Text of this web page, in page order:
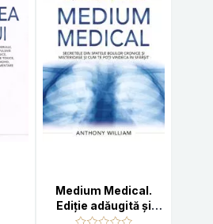
Medium Medical.
Ediție adăugită și
revizuită